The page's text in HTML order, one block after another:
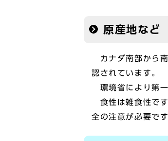
原産地など
カナダ南部から南
認されています。
環境省により第一
食性は雑食性です
全の注意が必要です